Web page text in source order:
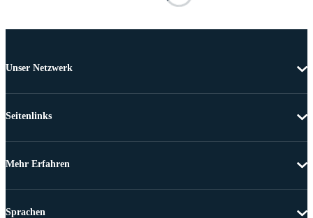
Unser Netzwerk
Seitenlinks
Mehr Erfahren
Sprachen